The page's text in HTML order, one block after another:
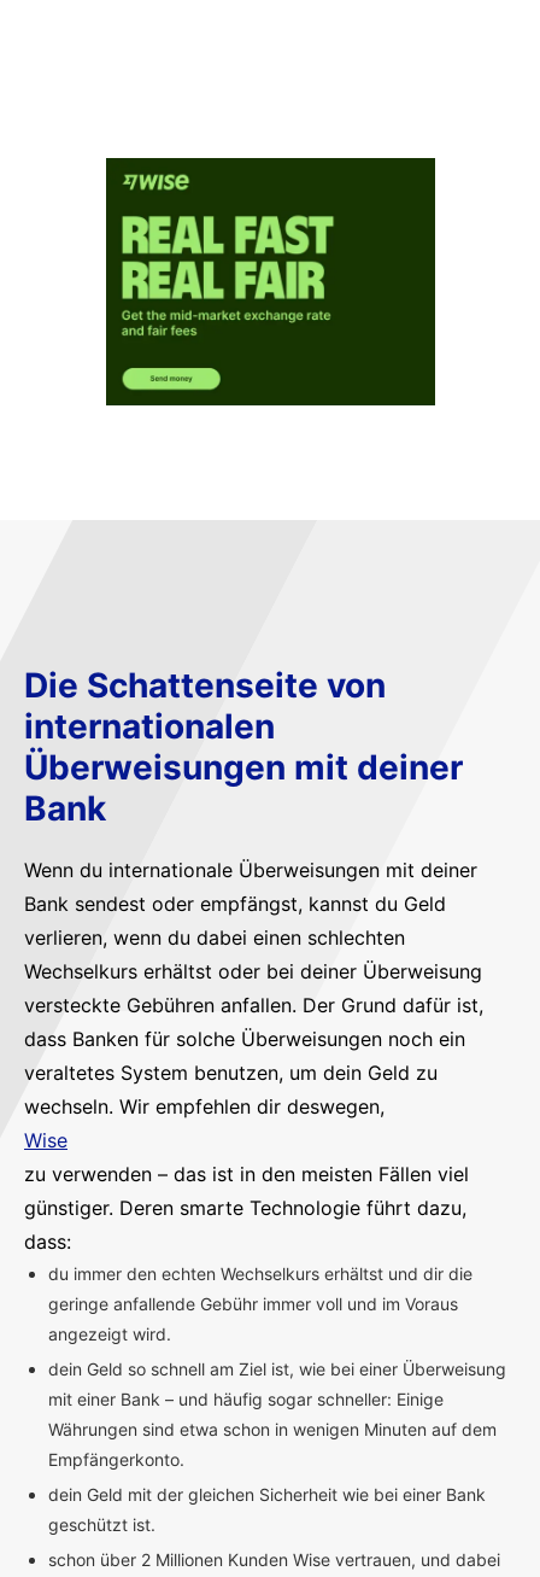
Die Schattenseite von
internationalen
Überweisungen mit deiner
Bank
Wenn du internationale Überweisungen mit deiner
Bank sendest oder empfängst, kannst du Geld
verlieren, wenn du dabei einen schlechten
Wechselkurs erhältst oder bei deiner Überweisung
versteckte Gebühren anfallen. Der Grund dafür ist,
dass Banken für solche Überweisungen noch ein
veraltetes System benutzen, um dein Geld zu
wechseln. Wir empfehlen dir deswegen,
Wise
zu verwenden – das ist in den meisten Fällen viel
günstiger. Deren smarte Technologie führt dazu,
dass:
du immer den echten Wechselkurs erhältst und dir die
geringe anfallende Gebühr immer voll und im Voraus
angezeigt wird.
dein Geld so schnell am Ziel ist, wie bei einer Überweisung
mit einer Bank – und häufig sogar schneller: Einige
Währungen sind etwa schon in wenigen Minuten auf dem
Empfängerkonto.
dein Geld mit der gleichen Sicherheit wie bei einer Bank
geschützt ist.
schon über 2 Millionen Kunden Wise vertrauen, und dabei